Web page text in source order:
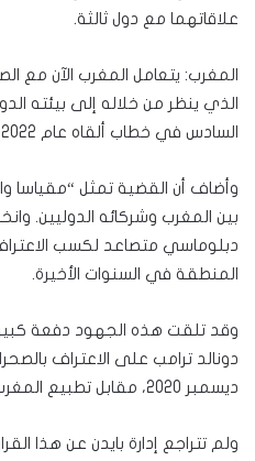
علاقاتهما مع دول ثالثة.
المغرب: يتعامل المغرب الآن مع
الذي ينظر من خلاله إلى بيئته
السادس في خطاب ألقاه عام 2022 .
وأضاف أن القضية تمثل “مقياسا
بين المغرب وشركائه الدوليين.
دبلوماسي متصاعد لكسب
المنطقة في السنوات الأخيرة.
وقد تلقت هذه الجهود دفعة
دونالد ترامب على الاعتراف
ديسمبر 2020، مقابل تطبيع المغرب علاقاته مع إسرائيل.
ولم تتراجع إدارة بايدن عن هذا